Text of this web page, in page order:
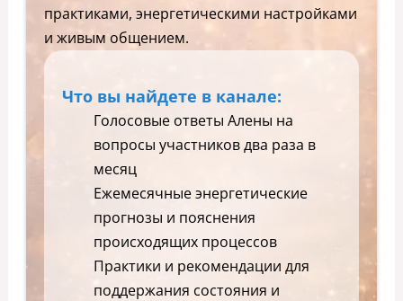
практиками, энергетическими настройками
и живым общением.
Что вы найдете в канале:
Голосовые ответы Алены на
вопросы участников два раза в
месяц
Ежемесячные энергетические
прогнозы и пояснения
происходящих процессов
Практики и рекомендации для
поддержания состояния и